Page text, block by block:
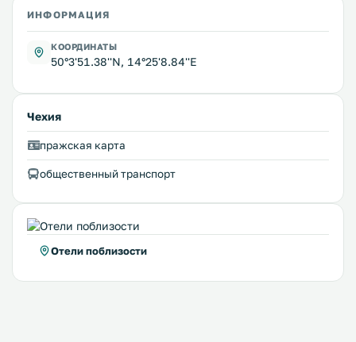
ИНФОРМАЦИЯ
КООРДИНАТЫ
50°3'51.38''N, 14°25'8.84''E
Чехия
пражская карта
общественный транспорт
Отели поблизости